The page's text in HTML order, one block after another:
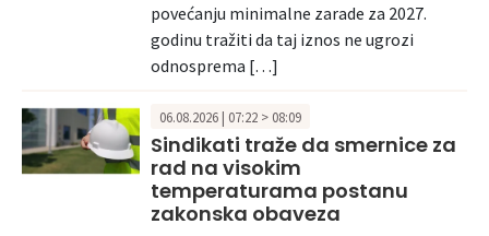
povećanju minimalne zarade za 2027.
godinu tražiti da taj iznos ne ugrozi
odnosprema […]
06.08.2026 | 07:22 > 08:09
Sindikati traže da smernice za
rad na visokim
temperaturama postanu
zakonska obaveza